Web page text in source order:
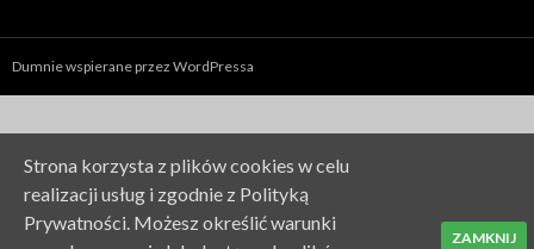
Dumnie wspierane przez WordPressa
Strona korzysta z plików cookies w celu
realizacji usług i zgodnie z Polityką
Prywatności. Możesz określić warunki
ZAMKNIJ